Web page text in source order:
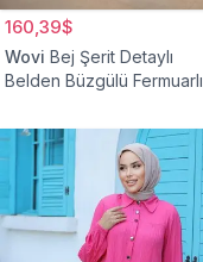
160,39$
Wovi Bej Şerit Detaylı
Belden Büzgülü Fermuarlı